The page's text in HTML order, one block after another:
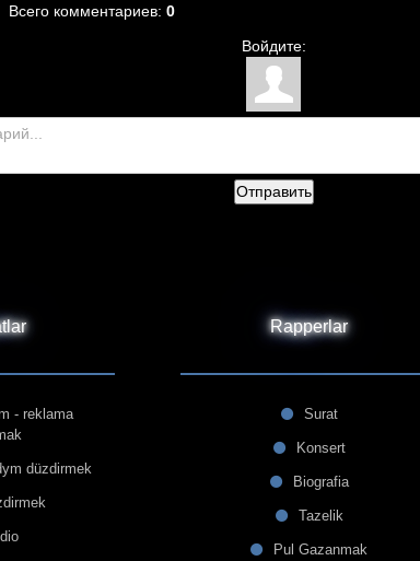
Всего комментариев: 0
Войдите:
Отправить
- reklama
düzdirmek
Rapperlar
Surat
Konsert
Biografia
Tazelik
Pul Gazanmak